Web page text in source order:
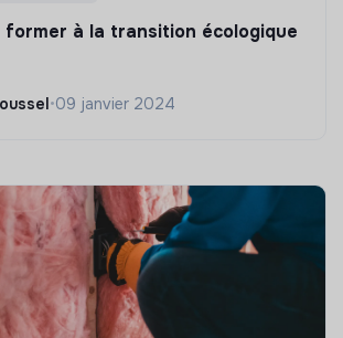
former à la transition écologique
•09 janvier 2024